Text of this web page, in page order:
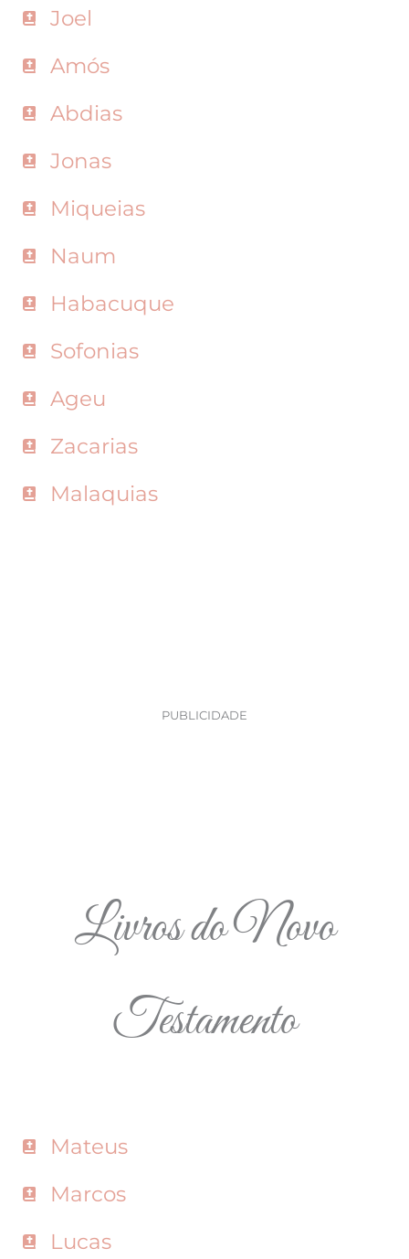
Joel
Amós
Abdias
Jonas
Miqueias
Naum
Habacuque
Sofonias
Ageu
Zacarias
Malaquias
PUBLICIDADE
Livros do Novo
Testamento
Mateus
Marcos
Lucas